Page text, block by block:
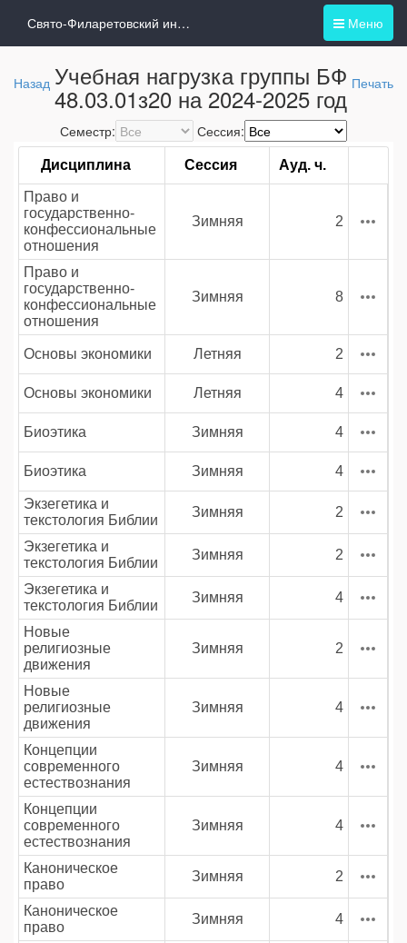
Меню
Свято-Филаретовский институт
Назад Учебная нагрузка группы БФ
48.03.01з20 на 2024-2025 год Печать
Семестр: Сессия:
Дисциплина Сессия Ауд. ч.
Право и
государственно-
конфессиональные
отношения
Зимняя 2
Право и
государственно-
конфессиональные
отношения
Зимняя 8
Основы экономики Летняя 2
Основы экономики Летняя 4
Биоэтика Зимняя 4
Биоэтика Зимняя 4
Экзегетика и
текстология Библии
Зимняя 2
Экзегетика и
текстология Библии
Зимняя 2
Экзегетика и
текстология Библии
Зимняя 4
Новые
религиозные
движения
Зимняя 2
Новые
религиозные
движения
Зимняя 4
Концепции
современного
естествознания
Зимняя 4
Концепции
современного
естествознания
Зимняя 4
Каноническое
право
Зимняя 2
Каноническое
право
Зимняя 4